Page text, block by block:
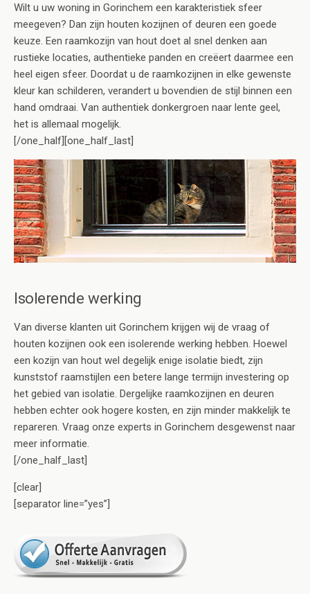
Wilt u uw woning in Gorinchem een karakteristiek sfeer
meegeven? Dan zijn houten kozijnen of deuren een goede
keuze. Een raamkozijn van hout doet al snel denken aan
rustieke locaties, authentieke panden en creëert daarmee een
heel eigen sfeer. Doordat u de raamkozijnen in elke gewenste
kleur kan schilderen, verandert u bovendien de stijl binnen een
hand omdraai. Van authentiek donkergroen naar lente geel,
het is allemaal mogelijk.
[/one_half][one_half_last]
Isolerende werking
Van diverse klanten uit Gorinchem krijgen wij de vraag of
houten kozijnen ook een isolerende werking hebben. Hoewel
een kozijn van hout wel degelijk enige isolatie biedt, zijn
kunststof raamstijlen een betere lange termijn investering op
het gebied van isolatie. Dergelijke raamkozijnen en deuren
hebben echter ook hogere kosten, en zijn minder makkelijk te
repareren. Vraag onze experts in Gorinchem desgewenst naar
meer informatie.
[/one_half_last]
[clear]
[separator line=”yes”]